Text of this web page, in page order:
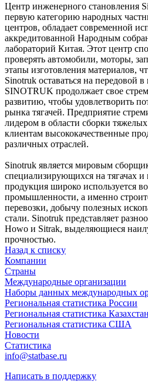
Центр инженерного становления
первую категорию народных
центров, обладает современной
аккредитованной Народным
лабораторий Китая. Этот центр
проверять автомобили, моторы,
этапы изготовления материалов,
Sinotruk оставаться на передовой
SINOTRUK продолжает свое
развитию, чтобы удовлетворить
рынка тягачей. Предприятие
лидером в области сборки
клиентам высококачественные
различных отраслей.
Sinotruk является мировым
специализирующихся на тягачах
продукция широко используется
промышленности, а именно
перевозки, добычу полезных
стали. Sinotruk представляет
Howo и Sitrak, выделяющиеся
прочностью.
Назад к списку
Компании
Страны
Международные организации
Наборы данных международных
Региональная статистика России
Региональная статистика
Региональная статистика США
Новости
Статистика
info@statbase.ru
Написать в поддержку